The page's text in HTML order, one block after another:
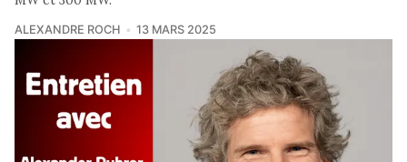
ALEXANDRE ROCH 13 MARS 2025